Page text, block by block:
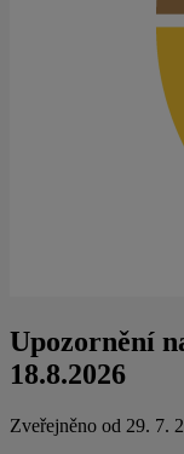
Upozornění
18.8.2026
Zveřejněno od 29. 7.